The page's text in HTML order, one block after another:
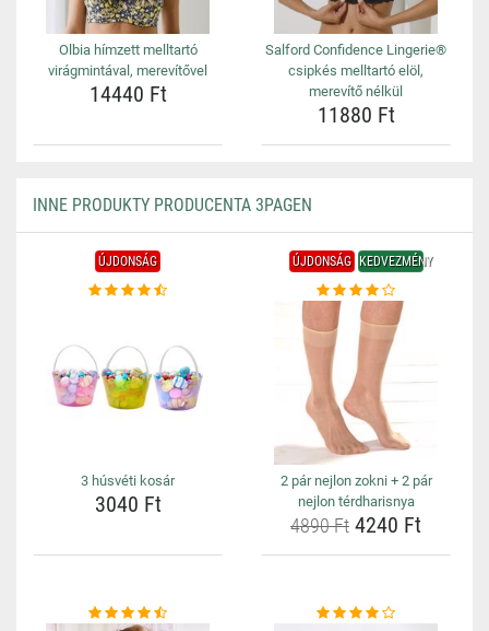
Olbia hímzett melltartó
virágmintával, merevítővel
14440 Ft
Salford Confidence Lingerie®
csipkés melltartó elöl,
merevítő nélkül
11880 Ft
INNE PRODUKTY PRODUCENTA 3PAGEN
ÚJDONSÁG
3 húsvéti kosár
3040 Ft
ÚJDONSÁG KEDVEZMÉNY
2 pár nejlon zokni + 2 pár
nejlon térdharisnya
4890 Ft 4240 Ft